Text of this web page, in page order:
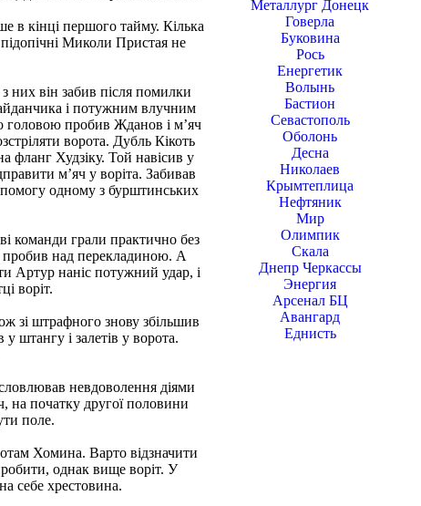
в кінці першого тайму. Кілька
Миколи Пристая не
них він забив після помилки
і потужним влучним
головою пробив Жданов і м’яч
ворота. Дубль Кікоть
фланг Худзіку. Той навісив у
м’яч у воріта. Забивав
одному з бурштинських
команди грали практично без
пробив над перекладиною. А
Артур наніс потужний удар, і
воріт.
зі штрафного знову збільшив
штангу і залетів у ворота.
невдоволення діями
на початку другої половини
поле.
Хомина. Варто відзначити
однак вище воріт. У
себе хрестовина.
Металлург Донецк
Говерла
Буковина
Рось
Енергетик
Волынь
Бастион
Севастополь
Оболонь
Десна
Николаев
Крымтеплица
Нефтяник
Мир
Олимпик
Скала
Днепр Черкассы
Энергия
Арсенал БЦ
Авангард
Еднисть